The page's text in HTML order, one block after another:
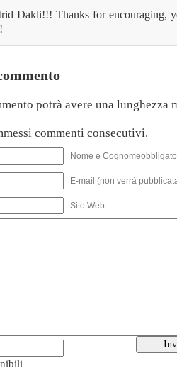
Dakli!!! Thanks for encouraging,
potrà avere una lunghezza
commenti consecutivi.
Nome e
E-mail (non verrà
Sito Web